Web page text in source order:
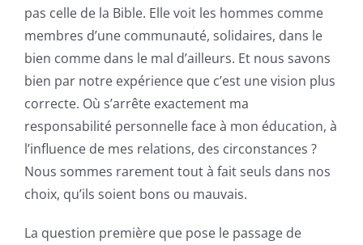
pas celle de la Bible. Elle voit les hommes comme
membres d’une communauté, solidaires, dans le
bien comme dans le mal d’ailleurs. Et nous savons
bien par notre expérience que c’est une vision plus
correcte. Où s’arrête exactement ma
responsabilité personnelle face à mon éducation, à
l’influence de mes relations, des circonstances ?
Nous sommes rarement tout à fait seuls dans nos
choix, qu’ils soient bons ou mauvais.
La question première que pose le passage de